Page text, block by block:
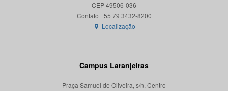
CEP 49506-036
Localização
Campus Laranjeiras
Praça Samuel de Oliveira, s/n, Centro